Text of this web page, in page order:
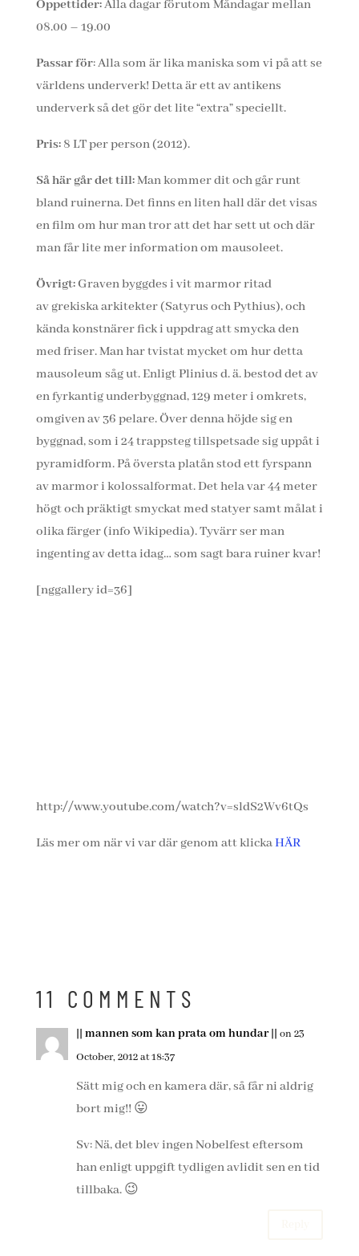
Öppettider:Alla dagar förutom Måndagar mellan
08.00 – 19.00
Passar för: Alla som är lika maniska som vi på att se
världens underverk! Detta är ett av antikens
underverk så det gör det lite “extra” speciellt.
Pris: 8 LT per person (2012).
Så här går det till:Man kommer dit och går runt
bland ruinerna. Det finns en liten hall där det visas
en film om hur man tror att det har sett ut och där
man får lite mer information om mausoleet.
Övrigt: Graven byggdes i vit marmor ritad
av grekiska arkitekter (Satyrus och Pythius), och
kända konstnärer fick i uppdrag att smycka den
med friser. Man har tvistat mycket om hur detta
mausoleum såg ut. Enligt Plinius d. ä. bestod det av
en fyrkantig underbyggnad, 129 meter i omkrets,
omgiven av 36 pelare. Över denna höjde sig en
byggnad, som i 24 trappsteg tillspetsade sig uppåt i
pyramidform. På översta platån stod ett fyrspann
av marmor i kolossalformat. Det hela var 44 meter
högt och präktigt smyckat med statyer samt målat i
olika färger (info Wikipedia). Tyvärr ser man
ingenting av detta idag… som sagt bara ruiner kvar!
[nggallery id=36]
http://www.youtube.com/watch?v=sldS2Wv6tQs
Läs mer om när vi var där genom att klickaHÄR
11 COMMENTS
|| mannen som kan prata om hundar || on 23
October, 2012 at 18:37
Sätt mig och en kamera där, så får ni aldrig
bort mig!! 😛
Sv: Nä, det blev ingen Nobelfest eftersom
han enligt uppgift tydligen avlidit sen en tid
tillbaka. 😉